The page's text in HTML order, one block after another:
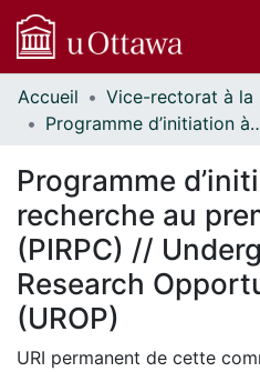
Communautés
et collections
Statistiques
À propos
Accueil
Programme d’initiation à la recherche au premier
Programme
recherche au
(PIRPC) //
Research
(UROP)
URI permanent de cette